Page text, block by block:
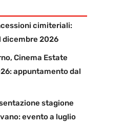
cimiteriali:
dicembre 2026
Cinema Estate
appuntamento dal
stagione
evento a luglio